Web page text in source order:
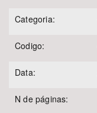
Categoria:
Codigo:
Data:
N de páginas: